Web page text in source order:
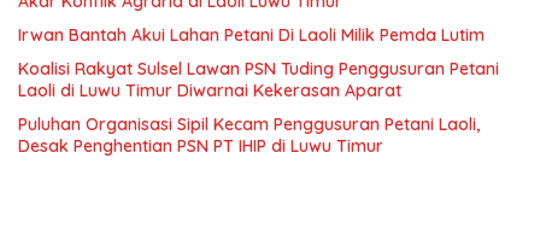
Irwan Bantah Akui Lahan Petani Di Laoli Milik Pemda Lutim
Koalisi Rakyat Sulsel Lawan PSN Tuding Penggusuran Petani
Laoli di Luwu Timur Diwarnai Kekerasan Aparat
Puluhan Organisasi Sipil Kecam Penggusuran Petani Laoli,
Desak Penghentian PSN PT IHIP di Luwu Timur